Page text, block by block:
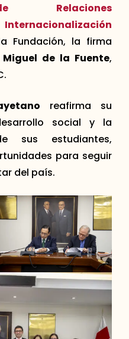
Relaciones
Fundación, la firma
Miguel de la Fuente,
reafirma su
social y la
sus estudiantes,
para seguir
del país.